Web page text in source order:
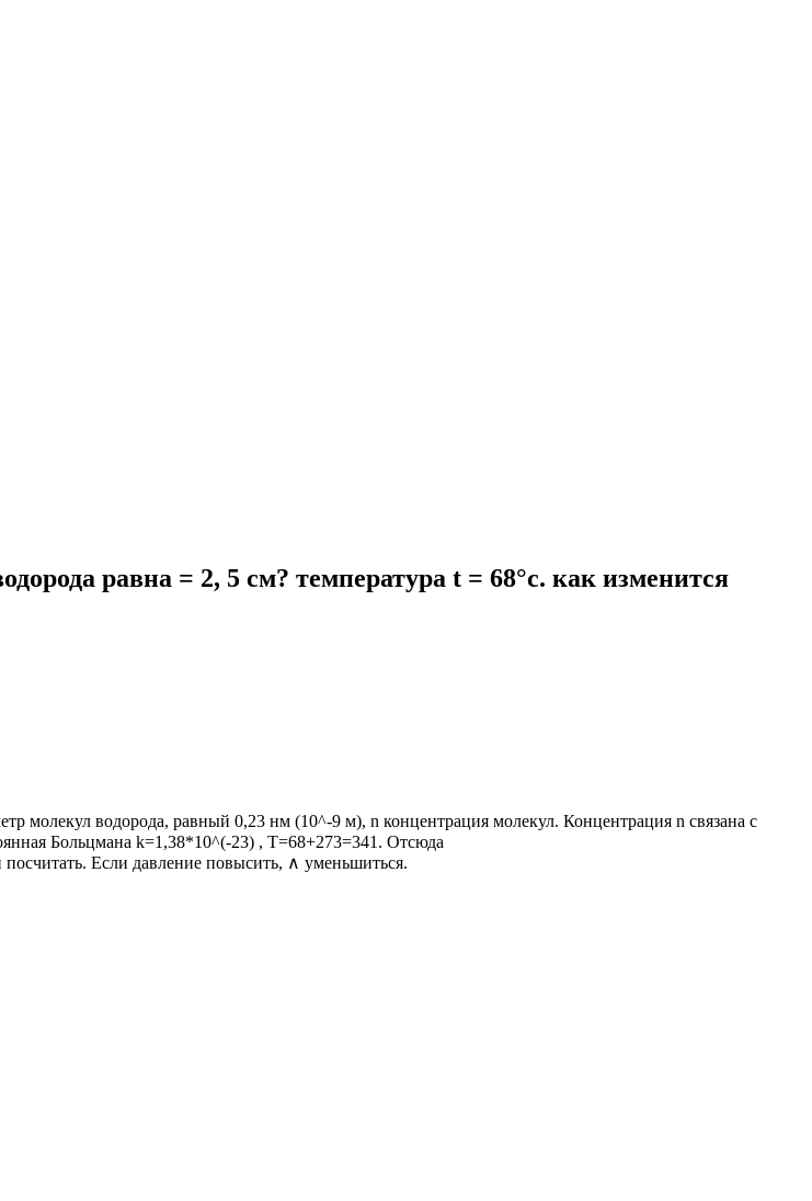
равна = 2, 5 см? температура t = 68°с. как изменится
молекул водорода, равный 0,23 нм (10^-9 м), n концентрация молекул. Концентрация n связана с
Больцмана k=1,38*10^(-23) , T=68+273=341. Отсюда
Если давление повысить, ∧ уменьшиться.